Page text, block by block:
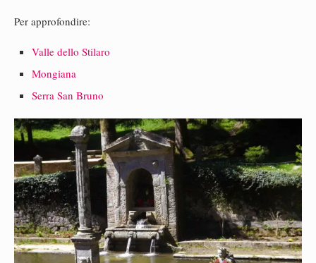
Per approfondire:
Valle dello Stilaro
Mongiana
Serra San Bruno